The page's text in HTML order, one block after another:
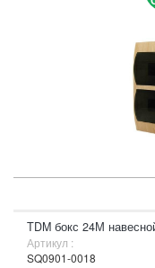
TDM бокс 24М
Артикул :
SQ0901-0018